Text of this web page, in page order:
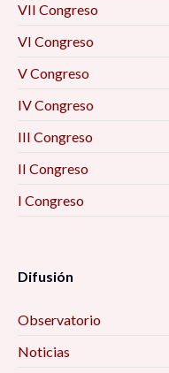
VII Congreso
VI Congreso
V Congreso
IV Congreso
III Congreso
II Congreso
I Congreso
Difusión
Observatorio
Noticias